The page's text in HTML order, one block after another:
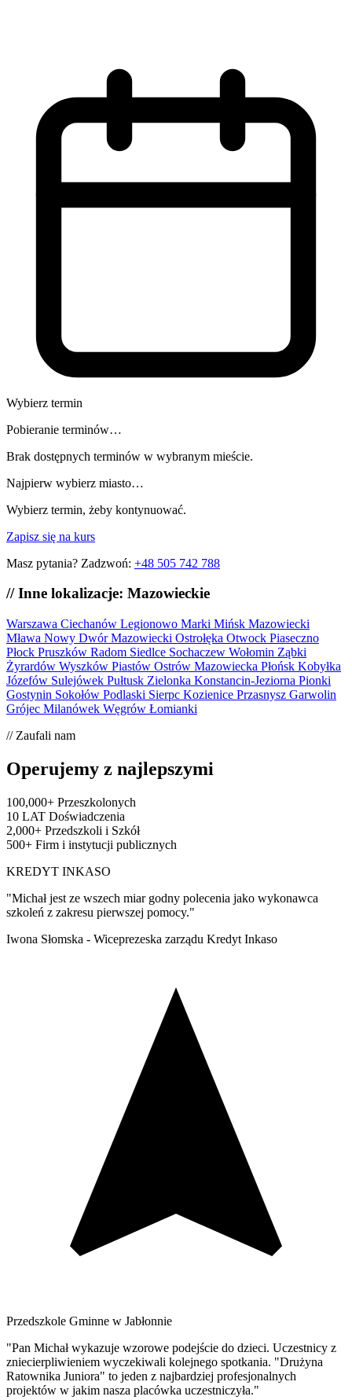
Wybierz termin
Pobieranie terminów…
Brak dostępnych terminów w wybranym mieście.
Najpierw wybierz miasto…
Wybierz termin, żeby kontynuować.
Zapisz się na kurs
Masz pytania? Zadzwoń: +48 505 742 788
// Inne lokalizacje: Mazowieckie
Warszawa Ciechanów Legionowo Marki Mińsk Mazowiecki
Mława Nowy Dwór Mazowiecki Ostrołęka Otwock Piaseczno
Płock Pruszków Radom Siedlce Sochaczew Wołomin Ząbki
Żyrardów Wyszków Piastów Ostrów Mazowiecka Płońsk Kobyłka
Józefów Sulejówek Pułtusk Zielonka Konstancin-Jeziorna Pionki
Gostynin Sokołów Podlaski Sierpc Kozienice Przasnysz Garwolin
Grójec Milanówek Węgrów Łomianki
// Zaufali nam
Operujemy z najlepszymi
100,000+ Przeszkolonych
10 LAT Doświadczenia
2,000+ Przedszkoli i Szkół
500+ Firm i instytucji publicznych
KREDYT INKASO
"Michał jest ze wszech miar godny polecenia jako wykonawca
szkoleń z zakresu pierwszej pomocy."
Iwona Słomska - Wiceprezeska zarządu Kredyt Inkaso
Przedszkole Gminne w Jabłonnie
"Pan Michał wykazuje wzorowe podejście do dzieci. Uczestnicy z
zniecierpliwieniem wyczekiwali kolejnego spotkania. "Drużyna
Ratownika Juniora" to jeden z najbardziej profesjonalnych
projektów w jakim nasza placówka uczestniczyła."